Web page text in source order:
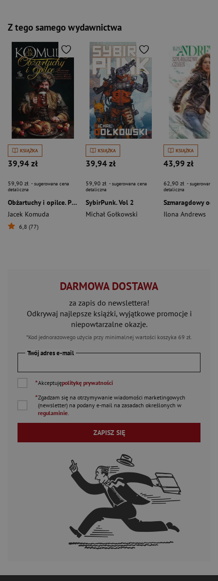
Z tego samego wydawnictwa
KSIĄŻKA
39,94 zł
59,90 zł - sugerowana cena
detaliczna
Obżartuchy i opilce. Przewodnik po stołach, garach i innych krainach Wielkiej I Rzeczypospolitej
Jacek Komuda
6,8 (77)
KSIĄŻKA
39,94 zł
59,90 zł - sugerowana cena
detaliczna
SybirPunk. Vol 2
Michał Gołkowski
KSIĄŻKA
43,99 zł
62,90 zł - sugerowana
detaliczna
Ilona Andrews
DARMOWA DOSTAWA
za zapis do newslettera!
Odkrywaj najlepsze książki, wyjątkowe promocje i
niepowtarzalne okazje.
*Kod jednorazowego użycia przy minimalnej wartości koszyka 69 zł.
Twój adres e-mail
*Akceptujępolitykę prywatności
*Zgadzam się na otrzymywanie wiadomości marketingowych
(newsletter) na podany e-mail na zasadach określonych w
regulaminie.
ZAPISZ SIĘ